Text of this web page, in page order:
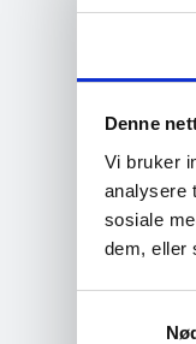
Denne
Vi bruker
analysere
sosiale
dem, eller
Det
til å